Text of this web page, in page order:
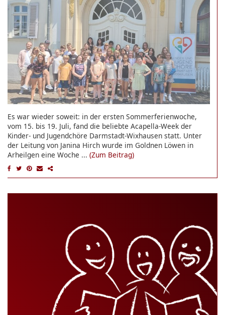
Es war wieder soweit: in der ersten Sommerferienwoche,
vom 15. bis 19. Juli, fand die beliebte Acapella-Week der
Kinder- und Jugendchöre Darmstadt-Wixhausen statt. Unter
der Leitung von Janina Hirch wurde im Goldnen Löwen in
Arheilgen eine Woche ... (Zum Beitrag)